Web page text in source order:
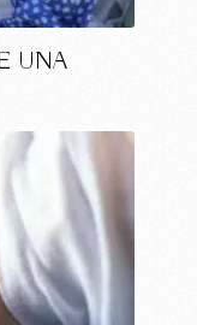
UNA